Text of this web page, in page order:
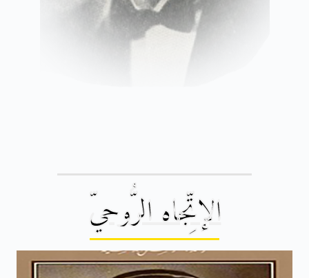
الإتِّجاه الرُّوحيّ